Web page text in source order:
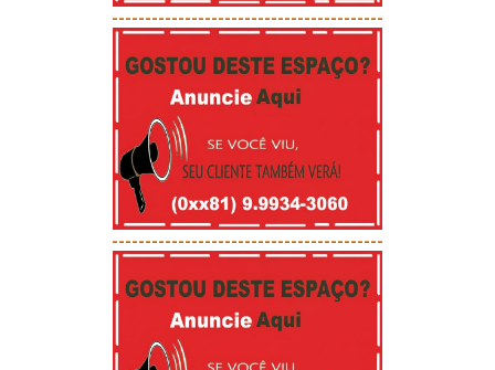
-----------------------------------------
-----------------------------------------